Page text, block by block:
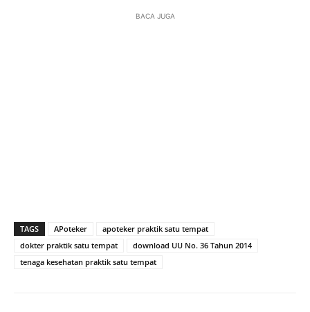
BACA JUGA
TAGS APoteker
apoteker praktik satu tempat
dokter praktik satu tempat
download UU No. 36 Tahun 2014
tenaga kesehatan praktik satu tempat